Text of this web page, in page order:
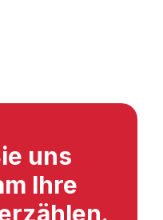
uns
Ihre